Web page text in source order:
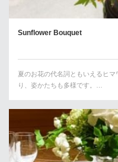
Sunflower Bouquet
夏のお花の代名詞ともいえるヒ
り、姿かたちも多様です。…